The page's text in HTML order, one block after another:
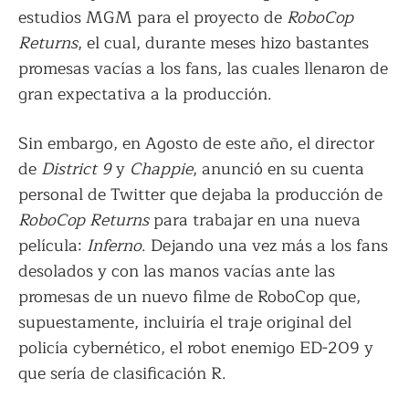
estudios MGM para el proyecto de RoboCop
Returns, el cual, durante meses hizo bastantes
promesas vacías a los fans, las cuales llenaron de
gran expectativa a la producción.
Sin embargo, en Agosto de este año, el director
de District 9y Chappie, anunció en su cuenta
personal de Twitter que dejaba la producción de
RoboCop Returnspara trabajar en una nueva
película: Inferno. Dejando una vez más a los fans
desolados y con las manos vacías ante las
promesas de un nuevo filme de RoboCop que,
supuestamente, incluiría el traje original del
policía cybernético, el robot enemigo ED-209 y
que sería de clasificación R.